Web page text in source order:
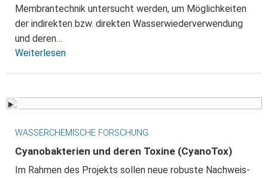
Membrantechnik untersucht werden, um Möglichkeiten
der indirekten bzw. direkten Wasserwiederverwendung
und deren…
Weiterlesen
WASSERCHEMISCHE FORSCHUNG
Cyanobakterien und deren Toxine (CyanoTox)
Im Rahmen des Projekts sollen neue robuste Nachweis-